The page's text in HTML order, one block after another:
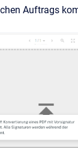
Auftrags